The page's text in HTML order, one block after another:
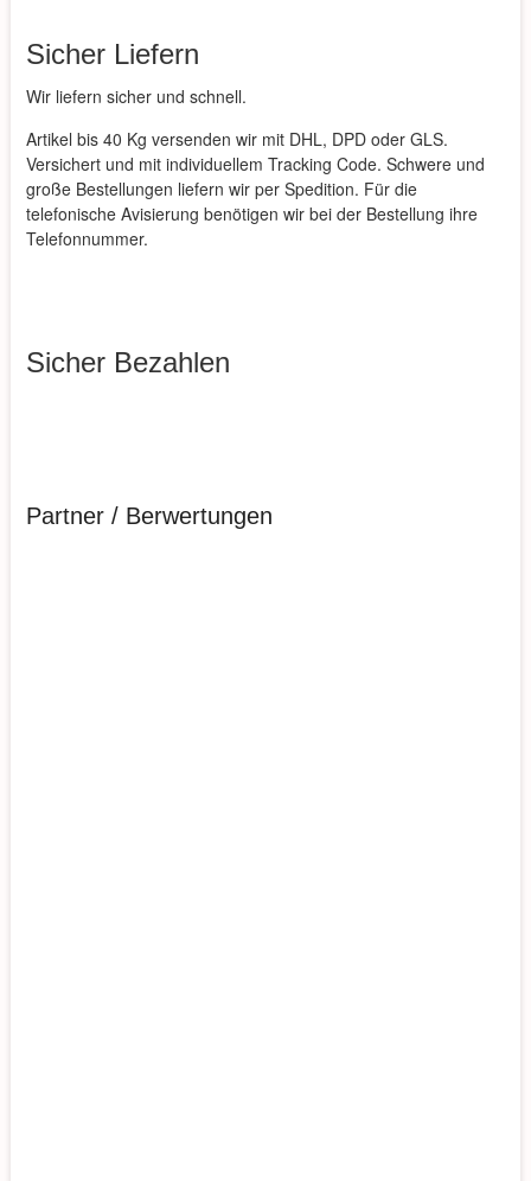
Sicher Liefern
Wir liefern sicher und schnell.
Artikel bis 40 Kg versenden wir mit DHL, DPD oder GLS.
Versichert und mit individuellem Tracking Code. Schwere und
große Bestellungen liefern wir per Spedition. Für die
telefonische Avisierung benötigen wir bei der Bestellung ihre
Telefonnummer.
Sicher Bezahlen
Partner / Berwertungen